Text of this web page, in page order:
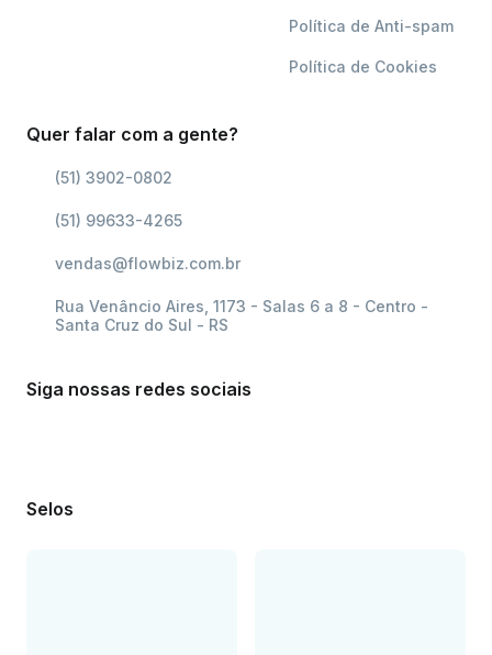
Política de Anti-spam
Política de Cookies
Quer falar com a gente?
(51) 3902-0802
(51) 99633-4265
vendas@flowbiz.com.br
Rua Venâncio Aires, 1173 - Salas 6 a 8 - Centro -
Santa Cruz do Sul - RS
Siga nossas redes sociais
Selos